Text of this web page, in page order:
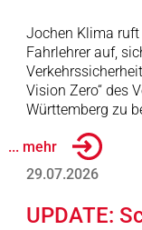
Jochen Klima
Fahrlehrer auf,
Vision Zero“ des
Württemberg zu
... mehr
29.07.2026
UPDATE: